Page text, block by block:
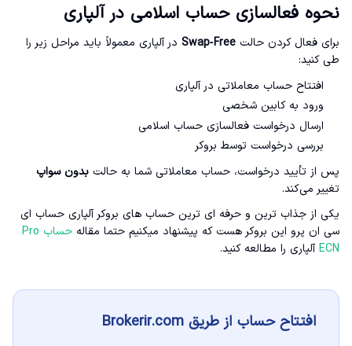
نحوه فعالسازی حساب اسلامی در آلپاری
برای فعال کردن حالت Swap‑Free در آلپاری معمولاً باید مراحل زیر را
طی کنید:
افتتاح حساب معاملاتی در آلپاری
ورود به کابین شخصی
ارسال درخواست فعالسازی حساب اسلامی
بررسی درخواست توسط بروکر
پس از تأیید درخواست، حساب معاملاتی شما به حالت بدون سواپ
تغییر می‌کند.
یکی از جذاب ترین و حرفه ای ترین حساب های بروکر آلپاری حساب ای
سی ان پرو این بروکر هست که پیشنهاد میکنیم حتما مقاله
حساب Pro
ECNآلپاری را مطالعه کنید.
افتتاح حساب از طریق Brokerir.com